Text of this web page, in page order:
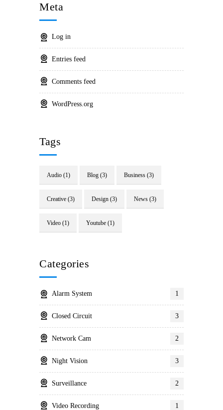
Meta
Log in
Entries feed
Comments feed
WordPress.org
Tags
Audio (1) Blog (3) Business (3)
Creative (3) Design (3) News (3)
Video (1) Youtube (1)
Categories
Alarm System 1
Closed Circuit 3
Network Cam 2
Night Vision 3
Surveillance 2
Video Recording 1